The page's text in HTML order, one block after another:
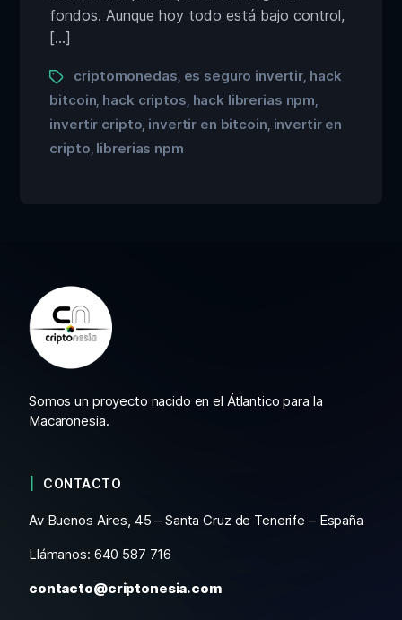
fondos. Aunque hoy todo está bajo control,
[…]
criptomonedas es seguro invertir hack
bitcoin hack criptos hack librerias npm
invertir cripto invertir en bitcoin invertir en
cripto librerias npm
Somos un proyecto nacido en el Átlantico para la
Macaronesia.
CONTACTO
Av Buenos Aires, 45 – Santa Cruz de Tenerife – España
Llámanos: 640 587 716
contacto@criptonesia.com